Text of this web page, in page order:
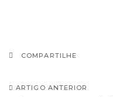
COMPARTILHE
ARTIGO ANTERIOR